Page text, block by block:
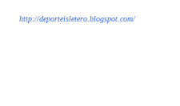
http://deporteisletero.blogspot.com/